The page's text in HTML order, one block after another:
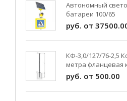
Автономный
батареи 100/65
руб. от
КФ-3,0/127/76-2,5
метра фланцевая
руб. от 500.00